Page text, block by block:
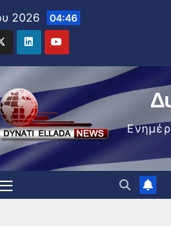
2026 04:46